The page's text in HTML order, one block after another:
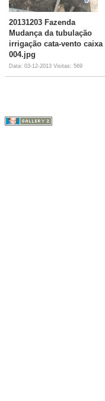
20131203 Fazenda
Mudança da tubulação
irrigação cata-vento caixa
004.jpg
Data: 03-12-2013 Visitas: 569